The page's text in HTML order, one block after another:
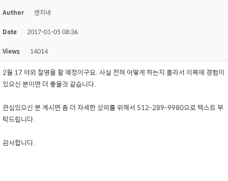
Author 앤지네
Date 2017-01-05 08:36
Views 14014
2월 17 야외 찰영을 할 예정이구요. 사실 전혀 어떻게 하는지 몰라서 이쪽에 경험이
있으신 분이면 더 좋을것 같습니다.
관심있으신 분 계시면 좀 더 자세한 상의를 위해서 512-289-9980으로 텍스트 부
탁드립니다.
감사합니다.